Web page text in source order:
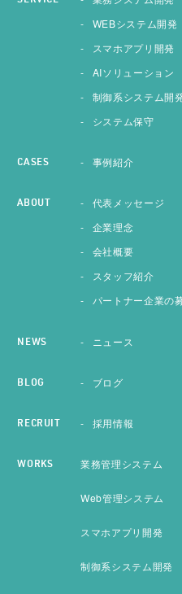
WEBシステム開発
スマホアプリ開発
AIソリューション
制御系システム開
システム保守
CASES 事例紹介
ABOUT
代表メッセージ
企業理念
会社概要
スタッフ紹介
パートナー企業の
NEWS ニュース
BLOG ブログ
RECRUIT 採用情報
WORKS 業務管理システム
Web管理システム
スマホアプリ開発
制御系システム開発